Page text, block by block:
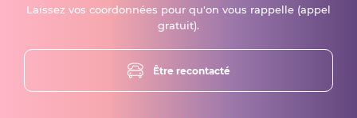
Laissez vos coordonnées pour qu'on vous rappelle (appel
gratuit).
Être recontacté